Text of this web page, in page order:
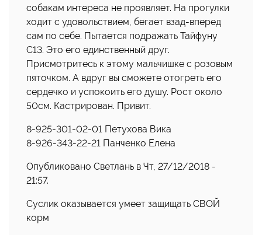
собакам интереса не проявляет. На прогулки
ходит с удовольствием, бегает взад-вперед
сам по себе. Пытается подражать Тайфуну
С13. Это его единственный друг.
Присмотритесь к этому мальчишке с розовым
пяточком. А вдруг вы сможете отогреть его
сердечко и успокоить его душу. Рост около
50см. Кастрирован. Привит.
8-925-301-02-01 Петухова Вика
8-926-343-22-21 Панченко Елена
Опубликовано Светлань в Чт, 27/12/2018 -
21:57.
Суслик оказывается умеет защищать СВОЙ
корм